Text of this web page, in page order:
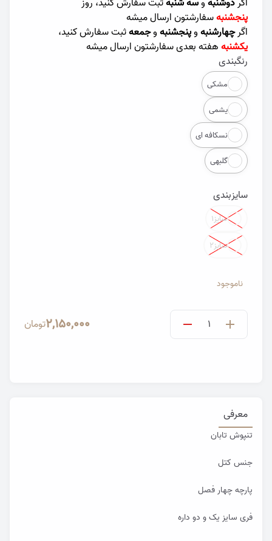
پنجشنبهسفارشتون ارسال میشه
اگرچهارشنبهوپنجشنبهوجمعهثبت سفارش کنید،
یکشنبههفته بعدی سفارشتون ارسال میشه
رنگبندی
Colorمشکی
یشمی
نسکافه ای
گلبهی
سایزبندی
Color سایز۱
سایز۲
ناموجود
2,150,000تومان
معرفی
تنپوش تابان
جنس کتل
پارچه چهار فصل
فری سایز یک و دو داره